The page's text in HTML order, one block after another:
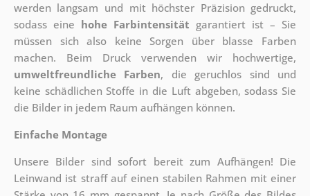
werden langsam und mit höchster Präzision gedruckt,
sodass eine hohe Farbintensität garantiert ist – Sie
müssen sich also keine Sorgen über blasse Farben
machen. Beim Druck verwenden wir hochwertige,
umweltfreundliche Farben, die geruchlos sind und
keine schädlichen Stoffe in die Luft abgeben, sodass Sie
die Bilder in jedem Raum aufhängen können.
Einfache Montage
Unsere Bilder sind sofort bereit zum Aufhängen! Die
Leinwand ist straff auf einen stabilen Rahmen mit einer